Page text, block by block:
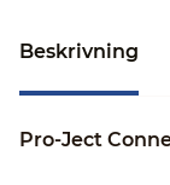
Beskrivning
Pro-Ject